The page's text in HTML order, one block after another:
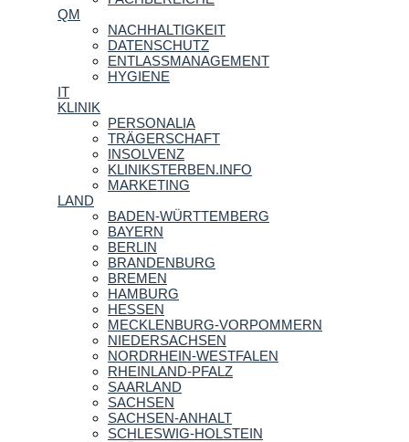
QM
NACHHALTIGKEIT
DATENSCHUTZ
ENTLASSMANAGEMENT
HYGIENE
IT
KLINIK
PERSONALIA
TRÄGERSCHAFT
INSOLVENZ
KLINIKSTERBEN.INFO
MARKETING
LAND
BADEN-WÜRTTEMBERG
BAYERN
BERLIN
BRANDENBURG
BREMEN
HAMBURG
HESSEN
MECKLENBURG-VORPOMMERN
NIEDERSACHSEN
NORDRHEIN-WESTFALEN
RHEINLAND-PFALZ
SAARLAND
SACHSEN
SACHSEN-ANHALT
SCHLESWIG-HOLSTEIN